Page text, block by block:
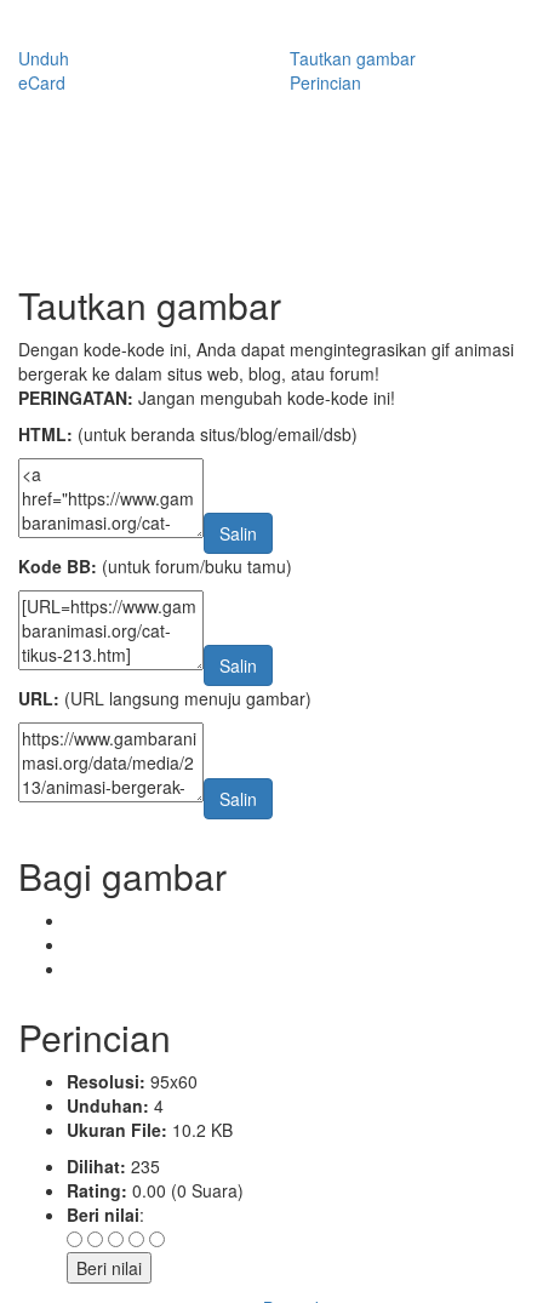
Unduh
Tautkan gambar
eCard
Perincian
Tautkan gambar
Dengan kode-kode ini, Anda dapat mengintegrasikan gif animasi
bergerak ke dalam situs web, blog, atau forum!
PERINGATAN: Jangan mengubah kode-kode ini!
HTML: (untuk beranda situs/blog/email/dsb)
Salin
Kode BB: (untuk forum/buku tamu)
Salin
URL: (URL langsung menuju gambar)
Salin
Bagi gambar
Perincian
Resolusi: 95x60
Unduhan: 4
Ukuran File: 10.2 KB
Dilihat: 235
Rating: 0.00 (0 Suara)
Beri nilai: